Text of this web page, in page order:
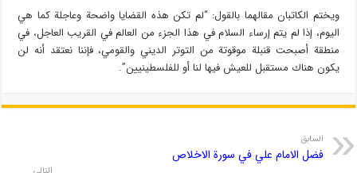
ويختم الكاتبان مقالهما بالقول: “لم تكن هذه القضايا واضحة وعاجلة كما هي
اليوم، إذا لم يتم إرساء السلام في هذا الجزء من العالم في القريب العاجل، في
منطقة أصبحت قنبلة موقوتة من التوتر الديني والقومي، فإننا نعتقد أنه لن
يكون هناك مستقبل للعيش فيها لنا أو للفلسطينيين”.
السابق
فضل الامام علي في سورة الاخلاص